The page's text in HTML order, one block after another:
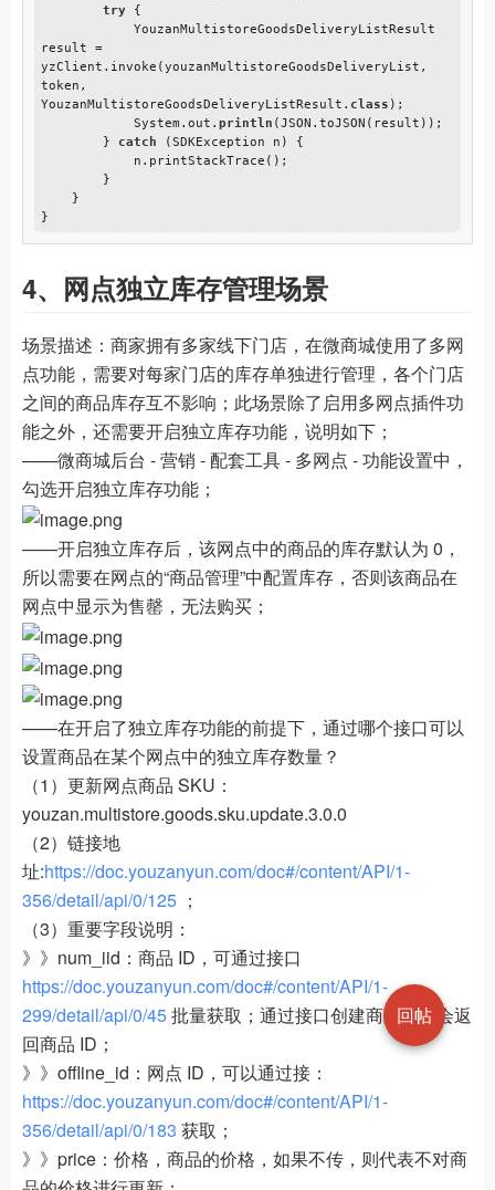
try {
result =
yzClient.invoke(youzanMultistoreGoodsDeliveryList,
token,
YouzanMultistoreGoodsDeliveryListResult. class );
            System.out.
println (JSON.toJSON(result));
        }
catch (SDKException n) {
4、网点独立库存管理场景
场景描述：商家拥有多家线下门店，在微商城使用了多网
点功能，需要对每家门店的库存单独进行管理，各个门店
之间的商品库存互不影响；此场景除了启用多网点插件功
能之外，还需要开启独立库存功能，说明如下；
——微商城后台 - 营销 - 配套工具 - 多网点 - 功能设置中，
勾选开启独立库存功能；
——开启独立库存后，该网点中的商品的库存默认为 0，
所以需要在网点的“商品管理”中配置库存，否则该商品在
网点中显示为售罄，无法购买；
——在开启了独立库存功能的前提下，通过哪个接口可以
设置商品在某个网点中的独立库存数量？
（1）更新网点商品 SKU：
youzan.multistore.goods.sku.update.3.0.0
（2）链接地
址:https://doc.youzanyun.com/doc#/content/API/1-
356/detail/api/0/125 ；
（3）重要字段说明：
》》num_iid：商品 ID，可通过接口
https://doc.youzanyun.com/doc#/content/API/1-
299/detail/api/0/45批量获取；通过接口创建商品时也会返
回商品 ID；
》》offline_id：网点 ID，可以通过接：
https://doc.youzanyun.com/doc#/content/API/1-
356/detail/api/0/183 获取；
》》price：价格，商品的价格，如果不传，则代表不对商
回帖